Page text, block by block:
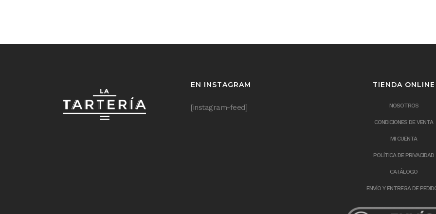
EN INSTAGRAM
[instagram-feed]
TIENDA ONLINE
NOSOTROS
CONDICIONES DE VENTA
MI CUENTA
POLÍTICA DE PRIVACIDAD
CATÁLOGO
ENVÍO Y ENTREGA DE